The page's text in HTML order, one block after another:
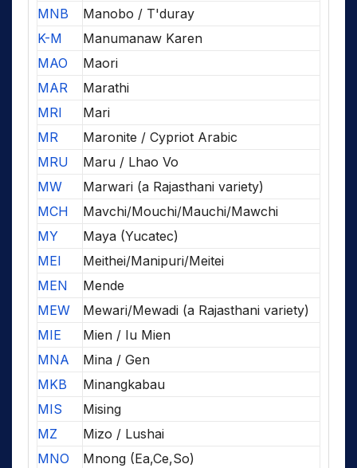
MNB
Manobo / T'duray
K-M
Manumanaw Karen
MAO
Maori
MAR
Marathi
MRI
Mari
MR
Maronite / Cypriot Arabic
MRU
Maru / Lhao Vo
MW
Marwari (a Rajasthani variety)
MCH
Mavchi/Mouchi/Mauchi/Mawchi
MY
Maya (Yucatec)
MEI
Meithei/Manipuri/Meitei
MEN
Mende
MEW
Mewari/Mewadi (a Rajasthani variety)
MIE
Mien / Iu Mien
MNA
Mina / Gen
MKB
Minangkabau
MIS
Mising
MZ
Mizo / Lushai
MNO
Mnong (Ea,Ce,So)